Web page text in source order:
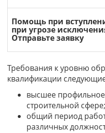
Помощь при
при угрозе
Отправьте заявку
Требования к уровню
квалификации
высшее
строительной сфере;
общий период
различных